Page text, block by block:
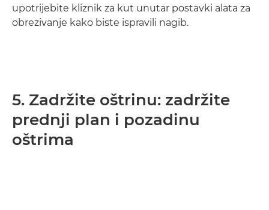
upotrijebite kliznik za kut unutar postavki alata za
obrezivanje kako biste ispravili nagib.
5. Zadržite oštrinu: zadržite
prednji plan i pozadinu
oštrima